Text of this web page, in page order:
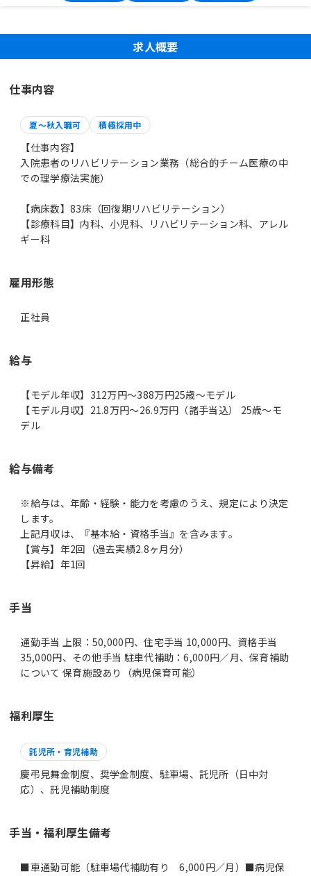
求人概要
仕事内容
夏～秋入職可 積極採用中
【仕事内容】
入院患者のリハビリテーション業務（総合的チーム医療の中
での理学療法実施）
【病床数】83床（回復期リハビリテーション）
【診療科目】内科、小児科、リハビリテーション科、アレル
ギー科
雇用形態
正社員
給与
【モデル年収】312万円〜388万円25歳～モデル
【モデル月収】21.8万円〜26.9万円（諸手当込） 25歳～モ
デル
給与備考
※給与は、年齢・経験・能力を考慮のうえ、規定により決定
します。
上記月収は、『基本給・資格手当』を含みます。
【賞与】年2回（過去実績2.8ヶ月分）
【昇給】年1回
手当
通勤手当 上限：50,000円、住宅手当 10,000円、資格手当
35,000円、その他手当 駐車代補助：6,000円／月、保育補助
について 保育施設あり（病児保育可能）
福利厚生
託児所・育児補助
慶弔見舞金制度、奨学金制度、駐車場、託児所（日中対
応）、託児補助制度
手当・福利厚生備考
■車通勤可能（駐車場代補助有り 6,000円／月）■病児保